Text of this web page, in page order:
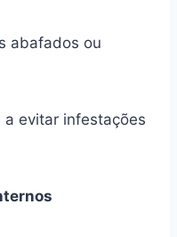
abafados ou
evitar infestações